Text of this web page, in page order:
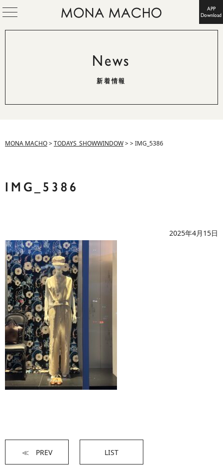
APP
Download
News
新着情報
MONA MACHO>TODAYS_SHOWWINDOW>>IMG_5386
IMG_5386
2025年4月15日
≪ PREV LIST